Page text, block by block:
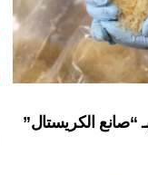
“صانع الكريستال”